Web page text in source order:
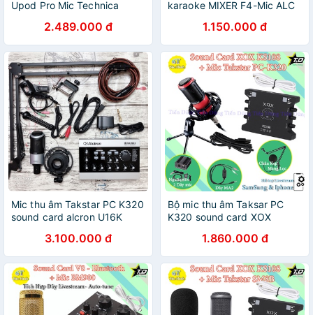
Upod Pro Mic Technica
Chuyên Nghiệp , Thu Giọng
Đọc , Live Bigo
2.489.000 đ
karaoke MIXER F4-Mic ALC
chế bảo hà1.150.000 đ
Mic thu âm Takstar PC K320
sound card alcron U16K
MA2 dây mic 3m- Bộ live
stream k320 đầu đủ
3.100.000 đ
Bộ mic thu âm Taksar PC
K320 sound card XOX
nguồn 48V 2 dây canon- Bộ
live stream sound card
ks108
1.860.000 đ